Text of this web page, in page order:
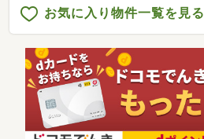
お気に入り物件一覧を見る